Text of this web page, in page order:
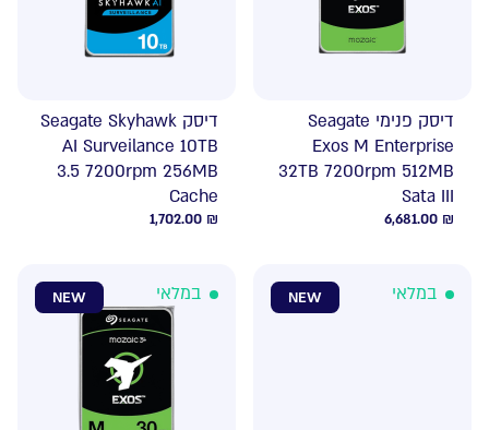
דיסק פנימי Seagate
Exos M Enterprise
32TB 7200rpm 512MB
Sata III
6,681.00 ₪
דיסק Seagate Skyhawk
AI Surveilance 10TB
3.5 7200rpm 256MB
Cache
1,702.00 ₪
NEW במלאי NEW במלאי